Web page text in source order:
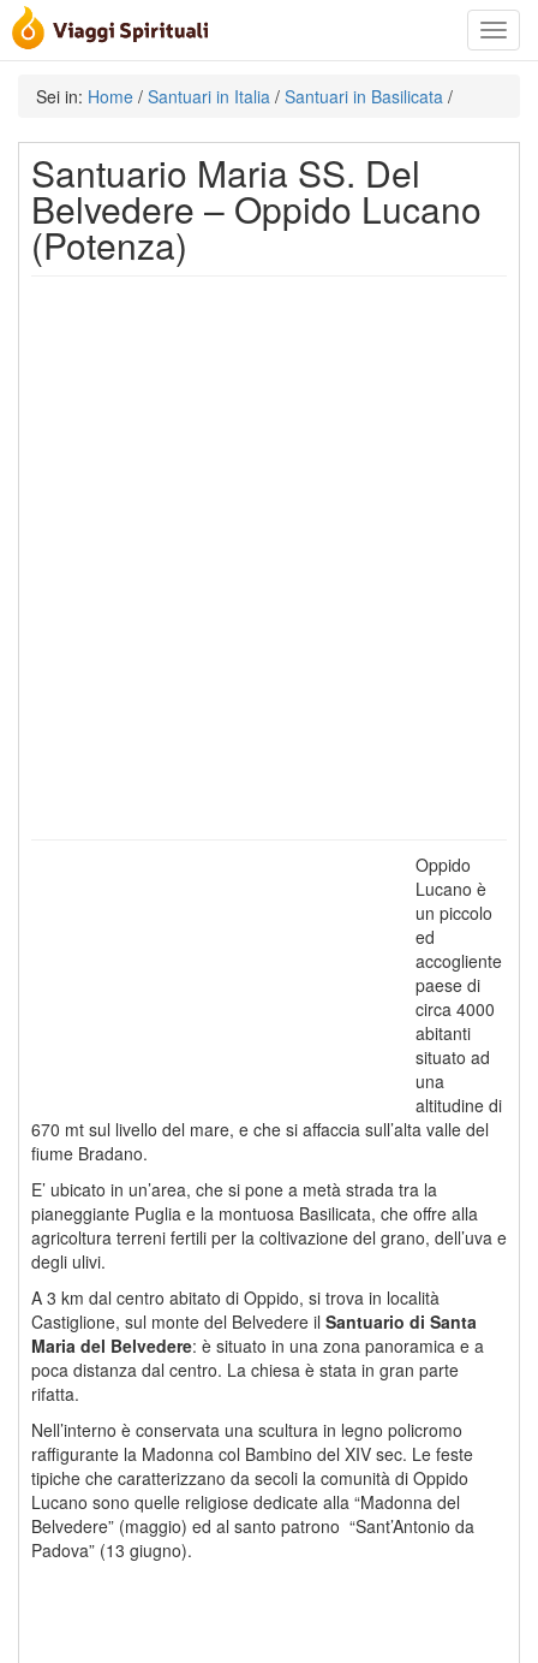
Toggle
Sei in: Home / Santuari in Italia / Santuari in Basilicata /
Santuario Maria SS. Del
Belvedere – Oppido Lucano
(Potenza)
Oppido
Lucano è
un piccolo
ed
accogliente
paese di
circa 4000
abitanti
situato ad
una
altitudine di
670 mt sul livello del mare, e che si affaccia sull’alta valle del
fiume Bradano.
E’ ubicato in un’area, che si pone a metà strada tra la
pianeggiante Puglia e la montuosa Basilicata, che offre alla
agricoltura terreni fertili per la coltivazione del grano, dell’uva e
degli ulivi.
A 3 km dal centro abitato di Oppido, si trova in località
Castiglione, sul monte del Belvedere il Santuario di Santa
Maria del Belvedere: è situato in una zona panoramica e a
poca distanza dal centro. La chiesa è stata in gran parte
rifatta.
Nell’interno è conservata una scultura in legno policromo
raffigurante la Madonna col Bambino del XIV sec. Le feste
tipiche che caratterizzano da secoli la comunità di Oppido
Lucano sono quelle religiose dedicate alla “Madonna del
Belvedere” (maggio) ed al santo patrono “Sant’Antonio da
Padova” (13 giugno).